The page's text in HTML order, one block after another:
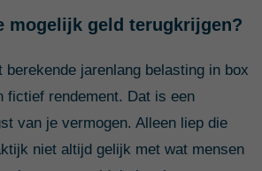
mogelijk geld terugkrijgen?
berekende jarenlang belasting in box
fictief rendement. Dat is een
van je vermogen. Alleen liep die
niet altijd gelijk met wat mensen